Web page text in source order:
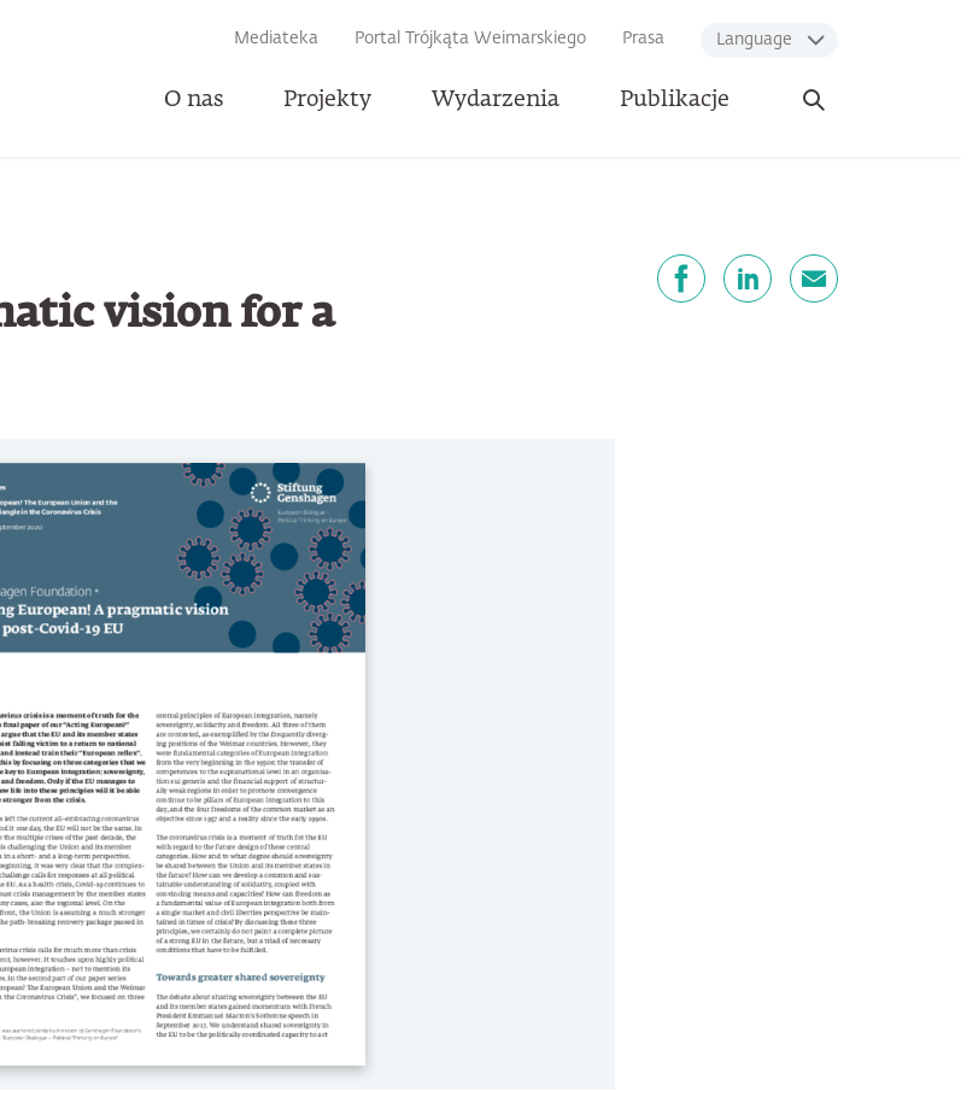
Mediateka Portal Trójkąta Weimarskiego Prasa Language
O nas Projekty Wydarzenia Publikacje
Otwórz
wyszukiwarkę
vision for a